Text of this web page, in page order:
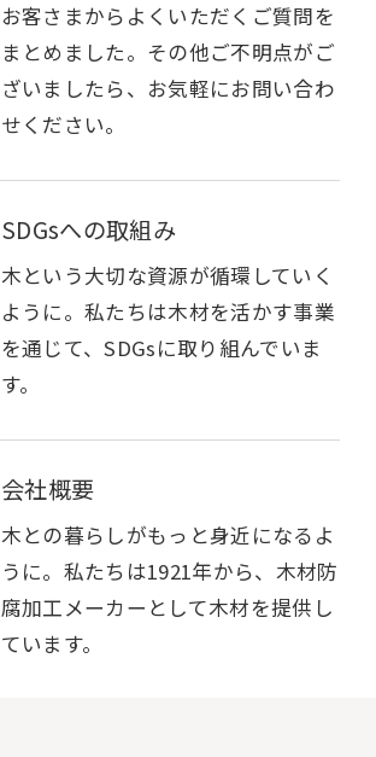
お客さまからよくいただくご質問を
まとめました。その他ご不明点がご
ざいましたら、お気軽にお問い合わ
せください。
SDGsへの取組み
木という大切な資源が循環していく
ように。私たちは木材を活かす事業
を通じて、SDGsに取り組んでいま
す。
会社概要
木との暮らしがもっと身近になるよ
うに。私たちは1921年から、木材防
腐加工メーカーとして木材を提供し
ています。